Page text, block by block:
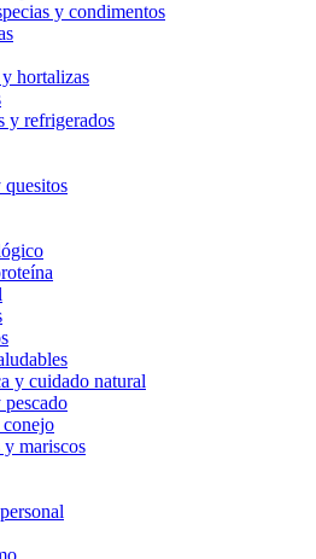
y condimentos
hortalizas
y refrigerados
quesitos
y cuidado natural
conejo
y mariscos